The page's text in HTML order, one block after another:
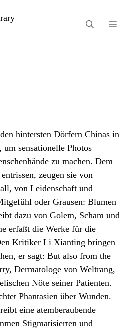
hintersten Dörfern Chinas in
um sensationelle Photos
zu machen. Dem
zeugen sie von
von Leidenschaft und
oder Grausen: Blumen
dazu von Golem, Scham und
erfaßt die Werke für die
Kritiker Li Xianting bringen
er sagt: But also from the
Dermatologe von Weltrang,
Nöte seiner Patienten.
Phantasien über Wunden.
eine atemberaubende
Stigmatisierten und